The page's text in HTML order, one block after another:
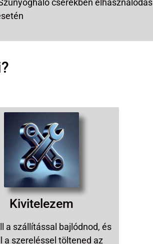
cserékben elhasználódás
Kivitelezem
a szállítással bajlódnod, és
a szereléssel töltened az